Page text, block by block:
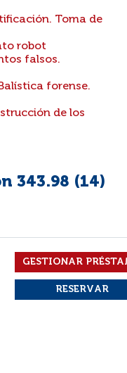
Toma de
robot
falsos.
forense.
de los
343.98 (14)